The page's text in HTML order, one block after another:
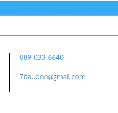
089-033-6640
7balloon@gmail.com